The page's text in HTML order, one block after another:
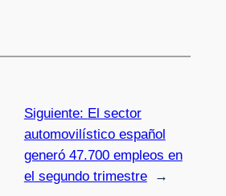
Siguiente: El sector
automovilístico español
generó 47.700 empleos en
el segundo trimestre
→